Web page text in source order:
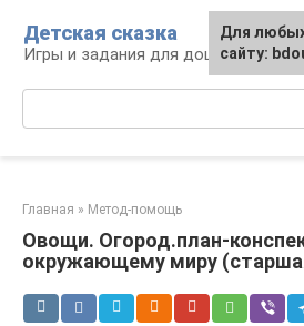
контенту
Детская сказка
Игры и задания для дошкольников
Главная » Метод-помощь
Овощи. Огород.план-
окружающему миру
Для
сайту: